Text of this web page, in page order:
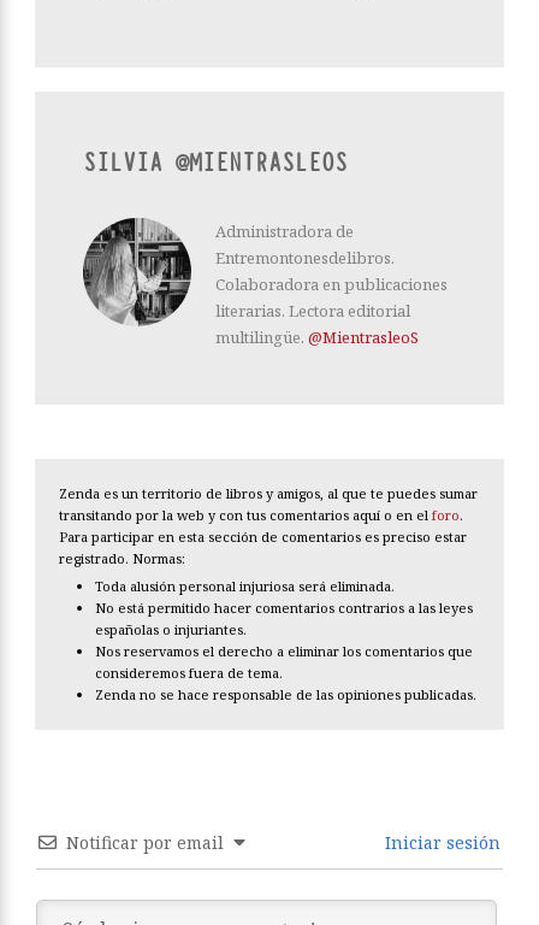
SILVIA @MIENTRASLEOS
Administradora de
Entremontonesdelibros.
Colaboradora en publicaciones
literarias. Lectora editorial
multilingüe. @MientrasleoS
Zenda es un territorio de libros y amigos, al que te puedes sumar
transitando por la web y con tus comentarios aquí o en el foro.
Para participar en esta sección de comentarios es preciso estar
registrado. Normas:
Toda alusión personal injuriosa será eliminada.
No está permitido hacer comentarios contrarios a las leyes
españolas o injuriantes.
Nos reservamos el derecho a eliminar los comentarios que
consideremos fuera de tema.
Zenda no se hace responsable de las opiniones publicadas.
Notificar por email Iniciar sesión